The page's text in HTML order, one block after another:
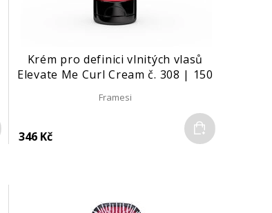
Do košíku
Krém pro definici vlnitých vlasů
Elevate Me Curl Cream č. 308 | 150
Framesi
346 Kč
Do košíku